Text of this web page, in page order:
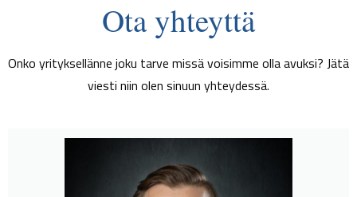
Ota yhteyttä
Onko yrityksellänne joku tarve missä voisimme olla avuksi? Jätä
viesti niin olen sinuun yhteydessä.